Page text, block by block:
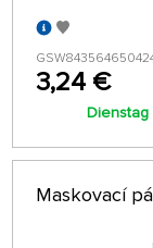
3,24 €
Dienstag
Maskovací